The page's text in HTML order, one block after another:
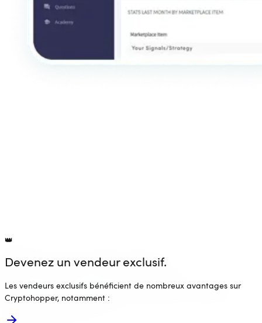
👑
Devenez un vendeur exclusif.
Les vendeurs exclusifs bénéficient de nombreux avantages sur
Cryptohopper, notamment :